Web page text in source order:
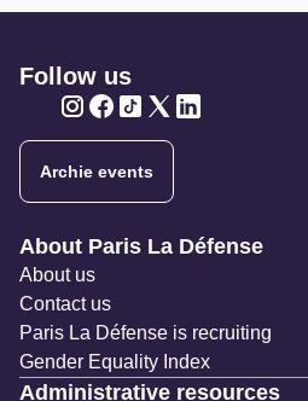
Follow us
Archie events
Navigation secondaire
About Paris La Défense
About us
Contact us
Paris La Défense is recruiting
Gender Equality Index
Administrative resources